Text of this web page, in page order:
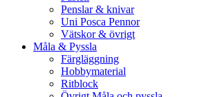
Penslar & knivar
Uni Posca Pennor
Vätskor & övrigt
Måla & Pyssla
Färgläggning
Hobbymaterial
Ritblock